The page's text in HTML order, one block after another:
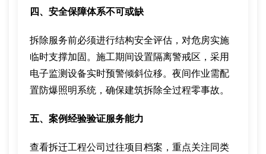
四、安全保障体系不可或缺
拆除服务前必须进行结构安全评估，对危房实施
临时支撑加固。施工期间设置隔离警戒区，采用
电子监测设备实时预警倾斜位移。夜间作业需配
置防爆照明系统，确保建筑拆除全过程零事故。
五、案例经验验证服务能力
查看拆迁工程公司过往项目档案，重点关注同类